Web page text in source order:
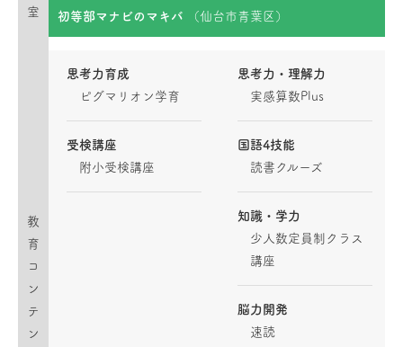
室
初等部マナビのマキバ （仙台市青葉区）
教
育
コ
ン
テ
ン
思考力育成
ピグマリオン学育
受検講座
附小受検講座
思考力・理解力
実感算数Plus
国語4技能
読書クルーズ
知識・学力
少人数定員制クラス
講座
脳力開発
速読